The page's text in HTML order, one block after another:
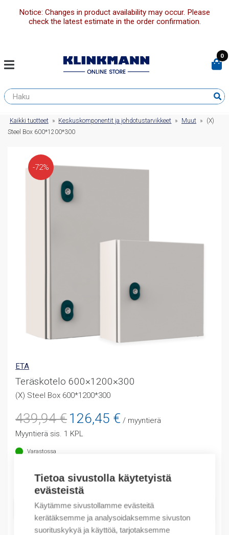
Tietoa sivustolla käytetyistä
evästeistä
Käytämme sivustollamme evästeitä
kerätäksemme ja analysoidaksemme sivuston
suorituskykyä ja käyttöä, tarjotaksemme
Notice: Changes in product availability may occur. Please
check the latest estimate in the order confirmation.
0
Kaikki tuotteet » Keskuskomponentit ja johdotustarvikkeet » Muut »
(X)
Steel Box 600*1200*300
-72%
ETA
Teräskotelo 600×1200×300
(X) Steel Box 600*1200*300
439,94€ Alkuperäinen
hinta
oli:
126,45 € hinta
/ myyntierä
Myyntierä sis. 1 KPL
Varastossa
Määrä
Määrä
LISÄÄ OSTOSKORIIN